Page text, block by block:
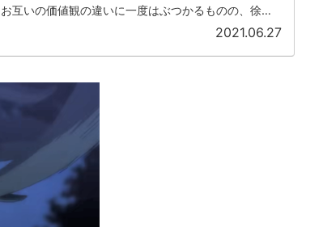
互いの価値観の違いに一度はぶつかるものの、徐々
2021.06.27